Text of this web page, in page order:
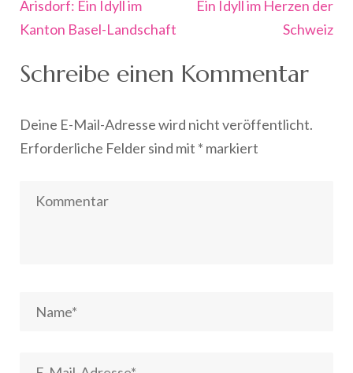
Arisdorf: Ein Idyll im
Kanton Basel-Landschaft
Ein Idyll im Herzen der
Schweiz
Schreibe einen Kommentar
Deine E-Mail-Adresse wird nicht veröffentlicht.
Erforderliche Felder sind mit * markiert